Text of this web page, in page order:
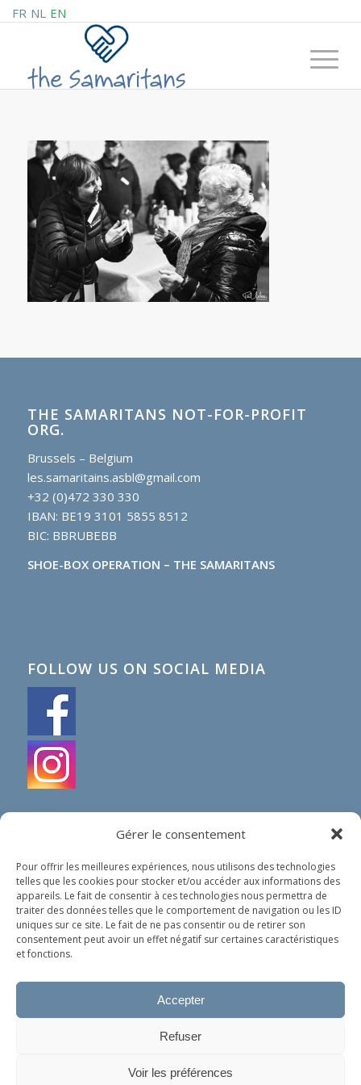
Gérer le consentement
Pour offrir les meilleures expériences, nous utilisons des technologies
telles que les cookies pour stocker et/ou accéder aux informations des
appareils. Le fait de consentir à ces technologies nous permettra de
traiter des données telles que le comportement de navigation ou les ID
uniques sur ce site. Le fait de ne pas consentir ou de retirer son
consentement peut avoir un effet négatif sur certaines caractéristiques
et fonctions.
Accepter
Refuser
Voir les préférences
FR NL EN
THE SAMARITANS NOT-FOR-PROFIT
ORG.
Brussels – Belgium
les.samaritains.asbl@gmail.com
+32 (0)472 330 330
IBAN: BE19 3101 5855 8512
BIC: BBRUBEBB
SHOE-BOX OPERATION – THE SAMARITANS
FOLLOW US ON SOCIAL MEDIA
IN SHORT
Our organization does not spread any political nor
religious ideology. Our only goal is to help people in
need, whoever they are and wherever they come
Privacy policy (in French)
acceptez leur utilisation.